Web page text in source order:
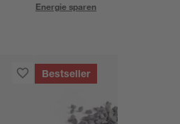
Energie sparen
Bestseller